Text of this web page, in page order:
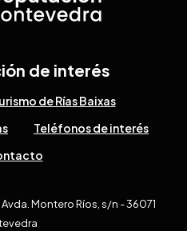
de interés
de Rías Baixas
Teléfonos de interés
Montero Ríos, s/n - 36071